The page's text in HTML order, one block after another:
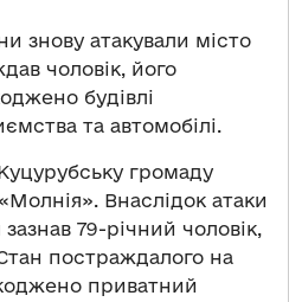
знову атакували місто
чоловік, його
будівлі
та автомобілі.
громаду
Внаслідок атаки
79-річний чоловік,
постраждалого на
приватний